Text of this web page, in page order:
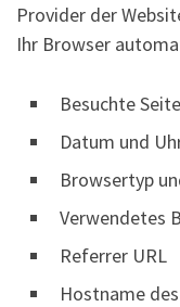
Provider der
Ihr Browser
Besuchte
Datum und
Browsertyp
Verwendetes
Referrer URL
Hostname